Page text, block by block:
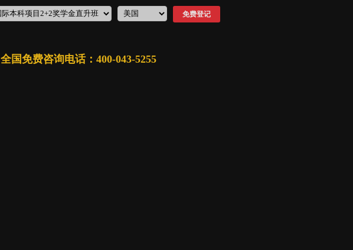
全国免费咨询电话：400-043-5255